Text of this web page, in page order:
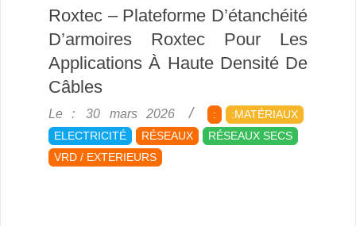
Roxtec – Plateforme D’étanchéité
D’armoires Roxtec Pour Les
Applications À Haute Densité De
Câbles
2026-
03-
30
Le : 30 mars 2026 :
:MATÉRIAUX
ELECTRICITÉ
RÉSEAUX
RÉSEAUX SECS
VRD / EXTERIEURS